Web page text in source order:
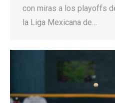
con miras a los playoffs
la Liga Mexicana de…